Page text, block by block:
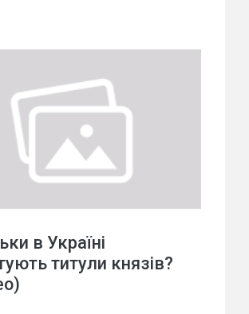
в Україні
титули князів?